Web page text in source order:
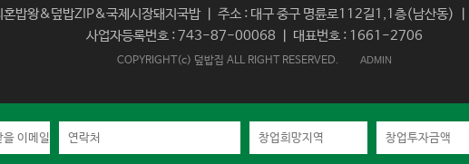
혼밥왕&덮밥ZIP&국제시장돼지국밥 ㅣ 주소 : 대구 중구 명륜로112길1,1층(남산동) ㅣ
사업자등록번호 : 743-87-00068 ㅣ 대표번호 : 1661-2706
COPYRIGHT(c) 덮밥집 ALL RIGHT RESERVED. ADMIN